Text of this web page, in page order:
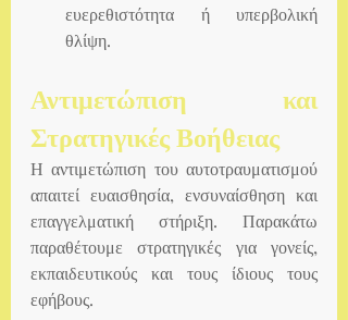
ευερεθιστότητα ή υπερβολική
θλίψη.
Αντιμετώπιση και
Στρατηγικές Βοήθειας
Η αντιμετώπιση του αυτοτραυματισμού
απαιτεί ευαισθησία, ενσυναίσθηση και
επαγγελματική στήριξη. Παρακάτω
παραθέτουμε στρατηγικές για γονείς,
εκπαιδευτικούς και τους ίδιους τους
εφήβους.